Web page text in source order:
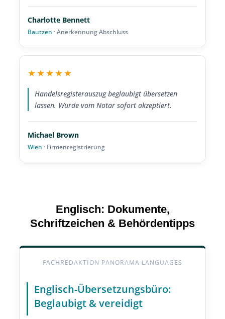
Charlotte Bennett
Bautzen · Anerkennung Abschluss
★★★★★
Handelsregisterauszug beglaubigt übersetzen
lassen. Wurde vom Notar sofort akzeptiert.
Michael Brown
Wien · Firmenregistrierung
Englisch: Dokumente,
Schriftzeichen & Behördentipps
FACHREDAKTION PANORAMA LANGUAGES
Englisch-Übersetzungsbüro:
Beglaubigt & vereidigt